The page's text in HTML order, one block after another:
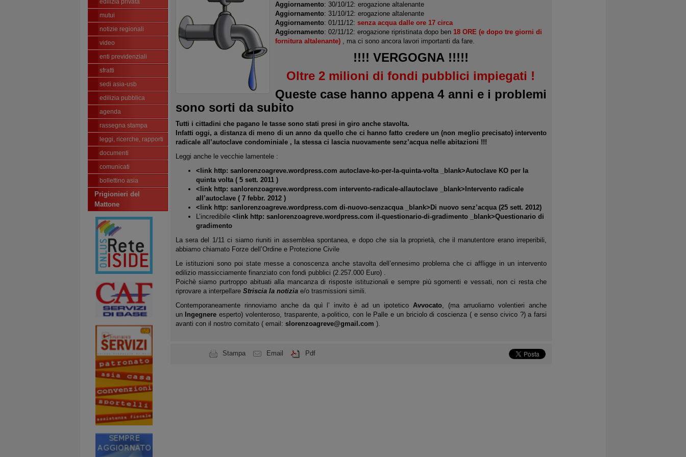
edilizia privata
mutui
notizie regionali
video
enti previdenziali
sfratti
sedi asia-usb
edilizia pubblica
agenda
rassegna stampa
leggi, ricerche, rapporti
documenti
comunicati
bollettino asia
Prigionieri del
Mattone
Aggiornamento: 30/10/12: erogazione altalenante
Aggiornamento: 31/10/12: erogazione altalenante
Aggiornamento: 01/11/12: senza acqua dalle ore 17 circa
Aggiornamento: 02/11/12: erogazione ripristinata dopo ben 18 ORE (e dopo tre giorni di
fornitura altalenante) , ma ci sono ancora lavori importanti da fare.
!!!! VERGOGNA !!!!!
Oltre 2 milioni di fondi pubblici impiegati !
Queste case hanno appena 4 anni e i problemi
sono sorti da subito
Tutti i cittadini che pagano le tasse sono stati presi in giro anche stavolta.
Infatti oggi, a distanza di meno di un anno da quello che ci hanno fatto credere un(non meglio precisato) intervento
radicale all’autoclave condominiale , la stessa ci lascia nuovamente senz’acqua nelle abitazioni !!!
Leggi anche le vecchie lamentele :
<link http: sanlorenzoagreve.wordpress.com autoclave-ko-per-la-quinta-volta _blank>Autoclave KO per la
quinta volta ( 5 sett. 2011 )
<link http: sanlorenzoagreve.wordpress.com intervento-radicale-allautoclave _blank>Intervento radicale
all’autoclave ( 7 febbr. 2012 )
<link http: sanlorenzoagreve.wordpress.com di-nuovo-senzacqua _blank>Di nuovo senz’acqua (25 sett. 2012)
L’incredibile <link http: sanlorenzoagreve.wordpress.com il-questionario-di-gradimento _blank>Questionario di
gradimento
La sera del 1/11 ci siamo riuniti in assemblea spontanea, e dopo che sia la proprietà, che il manutentore erano irreperibili,
abbiamo chiamato Forze dell’Ordine e Protezione Civile
Le istituzioni sono poi state messe a conoscenza anche stavolta dell’ennesimo problema che ci affligge in un intervento
edilizio massicciamente finanziato con fondi pubblici (2.257.000 Euro) .
Poichè siamo purtroppo abituati alla mancanza di risposte istituzionali e sempre più sgomenti e vessati, non ci resta che
riprovare a interpellare Striscia la notiziae/o trasmissioni simili.
Contemporaneamente rinnoviamo anche da quì l’ invito è ad un ipoteticoAvvocato, (ma arruoliamo volentieri anche
unIngegnere esperto) volenteroso, trasparente, a-politico, con le Palle e un briciolo di coscienza ( e senso civico ?) a farsi
avanti con il nostro comitato ( email: slorenzoagreve@gmail.com ).
Stampa Email Pdf